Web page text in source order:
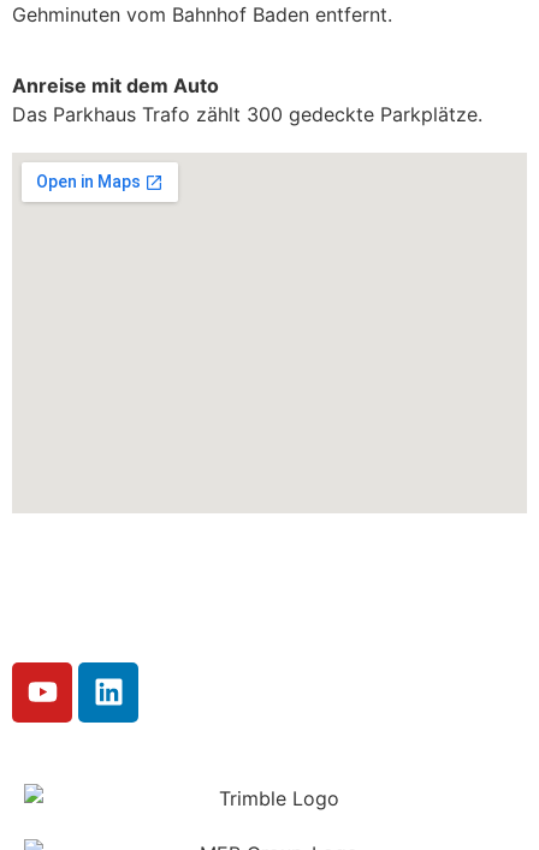
Gehminuten vom Bahnhof Baden entfernt.
Anreise mit dem Auto
Das Parkhaus Trafo zählt 300 gedeckte Parkplätze.